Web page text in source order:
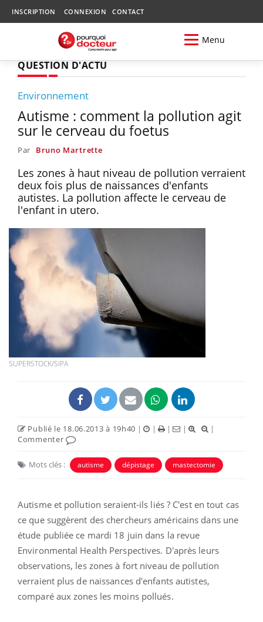
INSCRIPTION CONNEXION CONTACT
Menu
QUESTION D'ACTU
Environnement
Autisme : comment la pollution agit
sur le cerveau du foetus
Par Bruno Martrette
Les zones à haut niveau de pollution verraient
deux fois plus de naissances d'enfants
autistes. La pollution affecte le cerveau de
l'enfant in utero.
SUPERSTOCK/SIPA
Publié le 18.06.2013 à 19h40 | | | |
|
Commenter
Mots clés : autisme dépistage mastectomie
Autisme et pollution seraient-ils liés ? C'est en tout cas
ce que suggèrent des chercheurs américains dans une
étude publiée ce mardi 18 juin dans la revue
Environmental Health Perspectives. D'après leurs
observations, les zones à fort niveau de pollution
verraient plus de naissances d'enfants autistes,
comparé aux zones les moins pollués.